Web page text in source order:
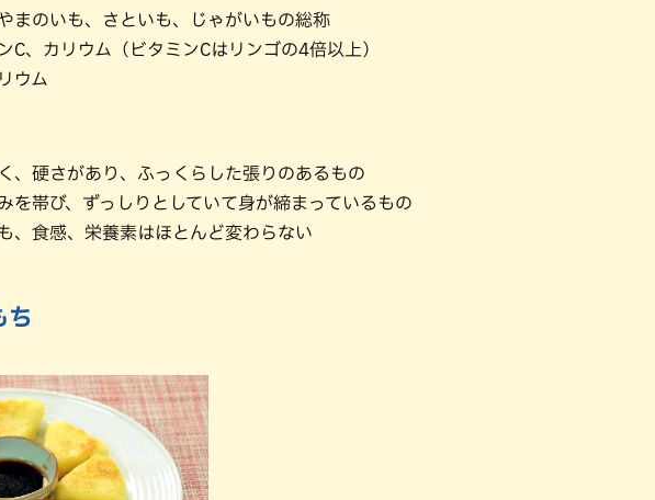
まのいも、さといも、じゃがいもの総称
C、カリウム（ビタミンCはリンゴの4倍以上）
ウム
、硬さがあり、ふっくらした張りのあるもの
を帯び、ずっしりとしていて身が締まっているもの
、食感、栄養素はほとんど変わらない
ち